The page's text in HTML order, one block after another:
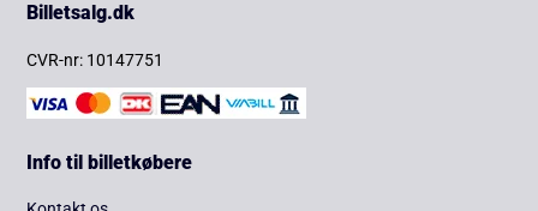
Billetsalg.dk
CVR-nr: 10147751
Info til billetkøbere